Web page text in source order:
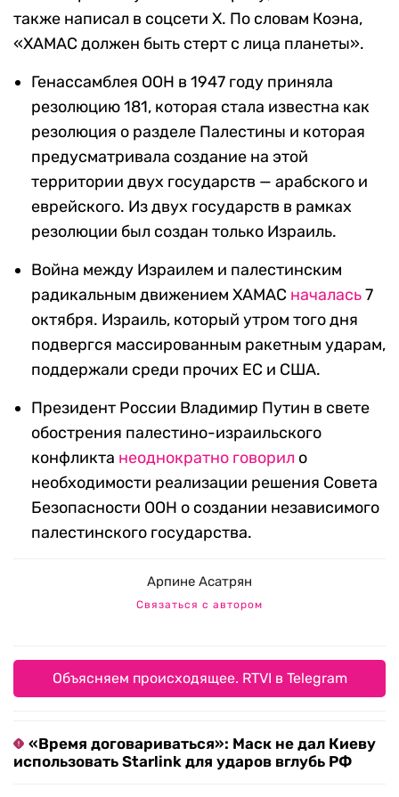
также написал в соцсети X. По словам Коэна,
«ХАМАС должен быть стерт с лица планеты».
Генассамблея ООН в 1947 году приняла
резолюцию 181, которая стала известна как
резолюция о разделе Палестины и которая
предусматривала создание на этой
территории двух государств — арабского и
еврейского. Из двух государств в рамках
резолюции был создан только Израиль.
Война между Израилем и палестинским
радикальным движением ХАМАС началась7
октября. Израиль, который утром того дня
подвергся массированным ракетным ударам,
поддержали среди прочих ЕС и США.
Президент России Владимир Путин в свете
обострения палестино-израильского
конфликта неоднократно говорил о
необходимости реализации решения Совета
Безопасности ООН о создании независимого
палестинского государства.
Арпине Асатрян
Связаться с автором
Объясняем происходящее. RTVI в Telegram
«Время договариваться»: Маск не дал Киеву
использовать Starlink для ударов вглубь РФ